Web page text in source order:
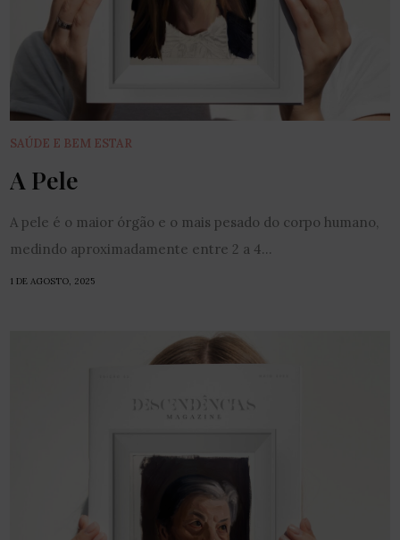
SAÚDE E BEM ESTAR
A Pele
A pele é o maior órgão e o mais pesado do corpo humano,
medindo aproximadamente entre 2 a 4...
1 DE AGOSTO, 2025